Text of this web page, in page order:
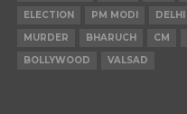
ELECTION
PM MODI DELHI
MURDER
BHARUCH CM
BOLLYWOOD
VALSAD